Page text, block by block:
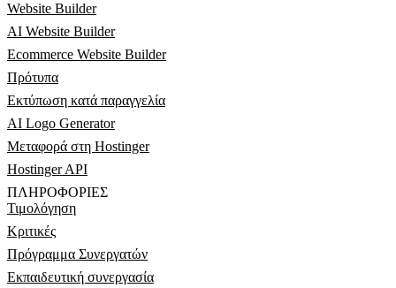
Website Builder
AI Website Builder
Ecommerce Website Builder
Πρότυπα
Εκτύπωση κατά παραγγελία
AI Logo Generator
Μεταφορά στη Hostinger
Hostinger API
ΠΛΗΡΟΦΟΡΊΕΣ
Τιμολόγηση
Κριτικές
Πρόγραμμα Συνεργατών
Εκπαιδευτική συνεργασία